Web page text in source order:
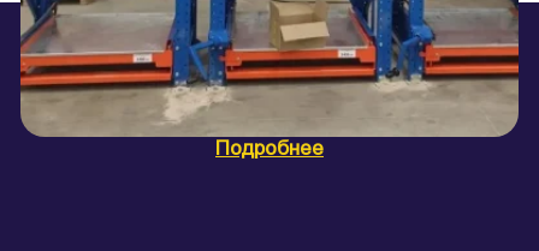
Подробнее